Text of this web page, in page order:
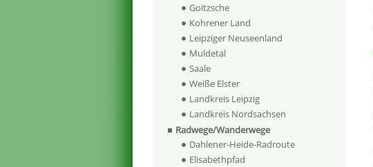
Goitzsche
Kohrener Land
Leipziger Neuseenland
Muldetal
Saale
Weiße Elster
Landkreis Leipzig
Landkreis Nordsachsen
Radwege/Wanderwege
Dahlener-Heide-Radroute
Elisabethpfad